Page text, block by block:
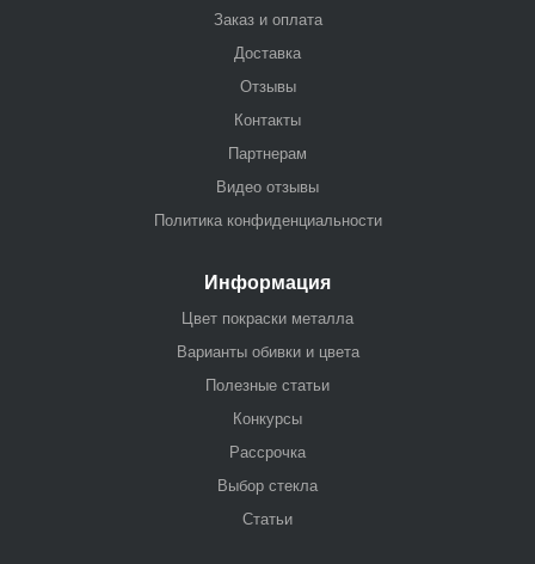
Заказ и оплата
Доставка
Отзывы
Контакты
Партнерам
Видео отзывы
Политика конфиденциальности
Информация
Цвет покраски металла
Варианты обивки и цвета
Полезные статьи
Конкурсы
Рассрочка
Выбор стекла
Статьи